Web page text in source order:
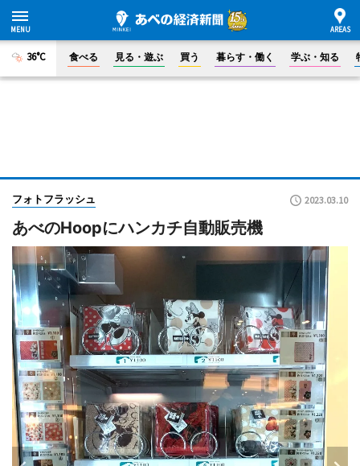
36°C 食べる 見る・遊ぶ 買う 暮らす・働く 学ぶ・知る
フォトフラッシュ 2023.03.10
あべのHoopにハンカチ自動販売機